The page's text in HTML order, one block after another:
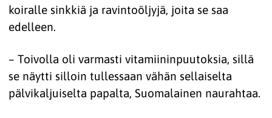
koiralle sinkkiä ja ravintoöljyjä, joita se saa
edelleen.
– Toivolla oli varmasti vitamiininpuutoksia, sillä
se näytti silloin tullessaan vähän sellaiselta
pälvikaljuiselta papalta, Suomalainen naurahtaa.